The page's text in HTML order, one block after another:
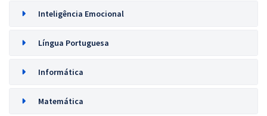
Inteligência Emocional
Língua Portuguesa
Informática
Matemática